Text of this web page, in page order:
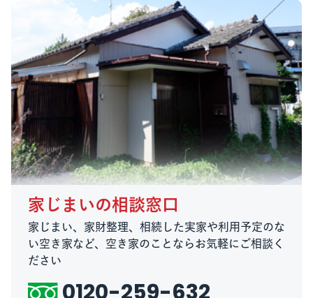
家じまいの相談窓口
家じまい、家財整理、相続した実家や利用予定のな
い空き家など、空き家のことならお気軽にご相談く
ださい